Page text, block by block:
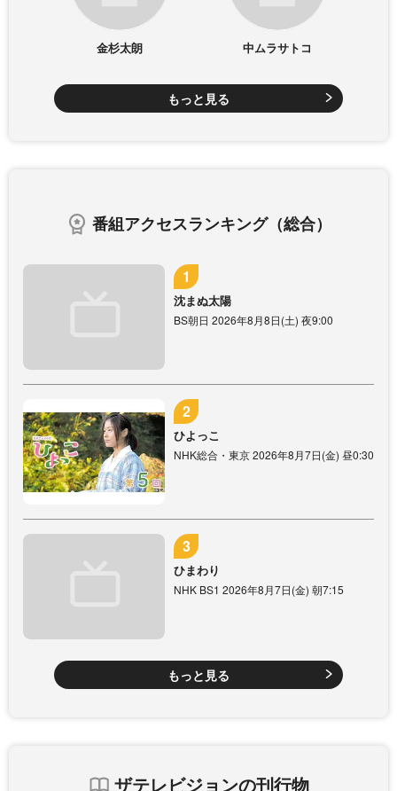
金杉太朗 中ムラサトコ
もっと見る
番組アクセスランキング（総合）
沈まぬ太陽
BS朝日 2026年8月8日(土) 夜9:00
ひよっこ
NHK総合・東京 2026年8月7日(金) 昼0:30
ひまわり
NHK BS1 2026年8月7日(金) 朝7:15
もっと見る
ザテレビジョンの刊行物